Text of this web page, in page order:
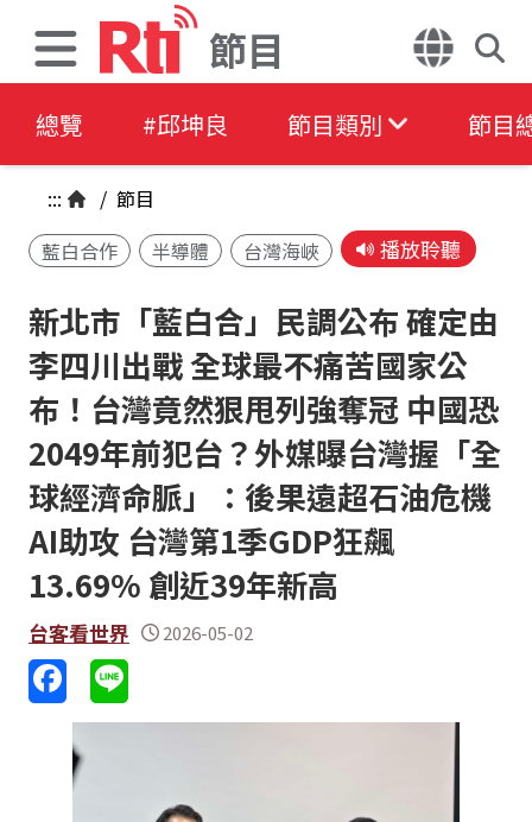
節目
總覽 #邱坤良 節目類別 節目
::: / 節目
藍白合作
半導體 台灣海峽 播放聆聽
新北市「藍白合」民調公布 確定由
李四川出戰 全球最不痛苦國家公
布！台灣竟然狠甩列強奪冠 中國恐
2049年前犯台？外媒曝台灣握「全
球經濟命脈」：後果遠超石油危機
AI助攻 台灣第1季GDP狂飆
13.69% 創近39年新高
台客看世界 2026-05-02